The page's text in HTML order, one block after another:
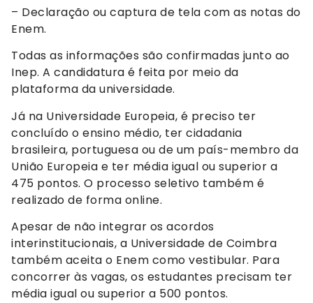
– Declaração ou captura de tela com as notas do
Enem.
Todas as informações são confirmadas junto ao
Inep. A candidatura é feita por meio da
plataforma da universidade.
Já na Universidade Europeia, é preciso ter
concluído o ensino médio, ter cidadania
brasileira, portuguesa ou de um país-membro da
União Europeia e ter média igual ou superior a
475 pontos. O processo seletivo também é
realizado de forma online.
Apesar de não integrar os acordos
interinstitucionais, a Universidade de Coimbra
também aceita o Enem como vestibular. Para
concorrer às vagas, os estudantes precisam ter
média igual ou superior a 500 pontos.